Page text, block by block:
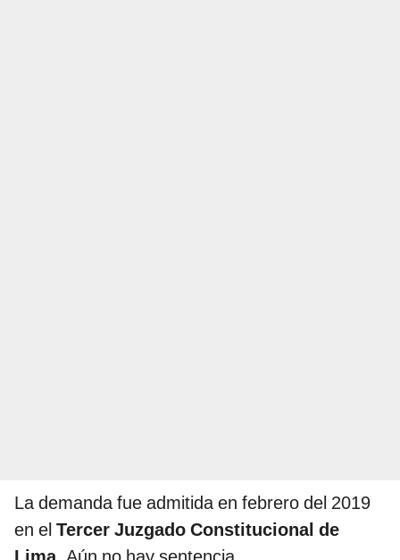
La demanda fue admitida en febrero del 2019
en el Tercer Juzgado Constitucional de